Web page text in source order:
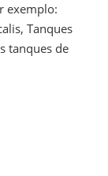
exemplo:
Tanques
tanques de